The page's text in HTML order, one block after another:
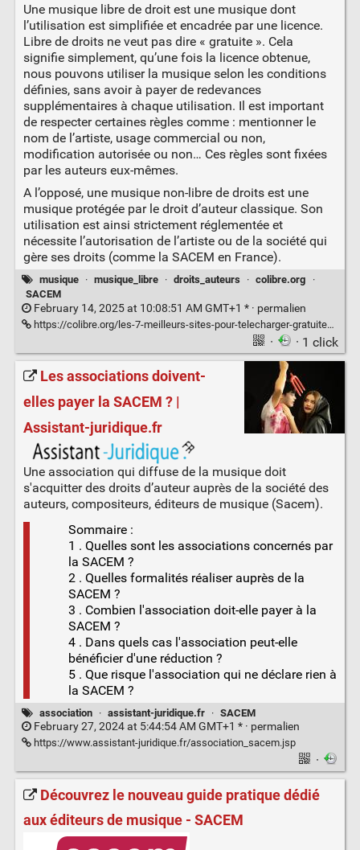
Une musique libre de droit est une musique dont
l’utilisation est simplifiée et encadrée par une licence.
Libre de droits ne veut pas dire « gratuite ». Cela
signifie simplement, qu’une fois la licence obtenue,
nous pouvons utiliser la musique selon les conditions
définies, sans avoir à payer de redevances
supplémentaires à chaque utilisation. Il est important
de respecter certaines règles comme : mentionner le
nom de l’artiste, usage commercial ou non,
modification autorisée ou non… Ces règles sont fixées
par les auteurs eux-mêmes.
A l’opposé, une musique non-libre de droits est une
musique protégée par le droit d’auteur classique. Son
utilisation est ainsi strictement réglementée et
nécessite l’autorisation de l’artiste ou de la société qui
gère ses droits (comme la SACEM en France).
musique · musique_libre · droits_auteurs · colibre.org
·
SACEM
February 14, 2025 at 10:08:51 AM GMT+1 * · permalien
https://colibre.org/les-7-meilleurs-sites-pour-telecharger-gratuitement-de-la-musique-libre-de-droit/
· · 1 click
Les associations doivent-
elles payer la SACEM ? |
Assistant-juridique.fr
Une association qui diffuse de la musique doit
s'acquitter des droits d’auteur auprès de la société des
auteurs, compositeurs, éditeurs de musique (Sacem).
Sommaire :
1 . Quelles sont les associations concernés par
la SACEM ?
2 . Quelles formalités réaliser auprès de la
SACEM ?
3 . Combien l'association doit-elle payer à la
SACEM ?
4 . Dans quels cas l'association peut-elle
bénéficier d'une réduction ?
5 . Que risque l'association qui ne déclare rien à
la SACEM ?
association · assistant-juridique.fr · SACEM
February 27, 2024 at 5:44:54 AM GMT+1 * · permalien
https://www.assistant-juridique.fr/association_sacem.jsp
·
Découvrez le nouveau guide pratique dédié
aux éditeurs de musique - SACEM